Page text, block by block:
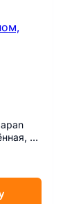
с